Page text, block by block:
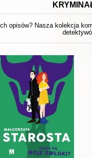
opisów? Nasza kolekcja